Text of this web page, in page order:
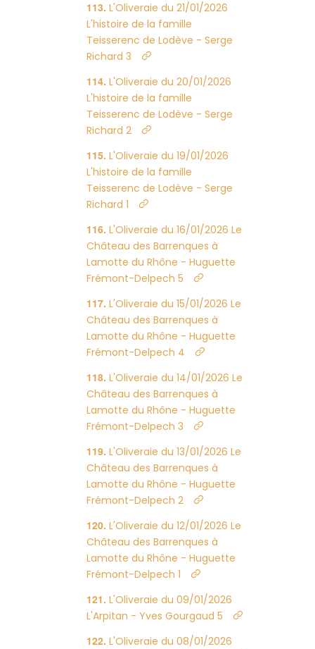
L'Oliveraie du 21/01/2026
L'histoire de la famille
Teisserenc de Lodève - Serge
Richard 3
L'Oliveraie du 20/01/2026
L'histoire de la famille
Teisserenc de Lodève - Serge
Richard 2
L'Oliveraie du 19/01/2026
L'histoire de la famille
Teisserenc de Lodève - Serge
Richard 1
L'Oliveraie du 16/01/2026 Le
Château des Barrenques à
Lamotte du Rhône - Huguette
Frémont-Delpech 5
L'Oliveraie du 15/01/2026 Le
Château des Barrenques à
Lamotte du Rhône - Huguette
Frémont-Delpech 4
L'Oliveraie du 14/01/2026 Le
Château des Barrenques à
Lamotte du Rhône - Huguette
Frémont-Delpech 3
L'Oliveraie du 13/01/2026 Le
Château des Barrenques à
Lamotte du Rhône - Huguette
Frémont-Delpech 2
L'Oliveraie du 12/01/2026 Le
Château des Barrenques à
Lamotte du Rhône - Huguette
Frémont-Delpech 1
L'Oliveraie du 09/01/2026
L'Arpitan - Yves Gourgaud 5
L'Oliveraie du 08/01/2026